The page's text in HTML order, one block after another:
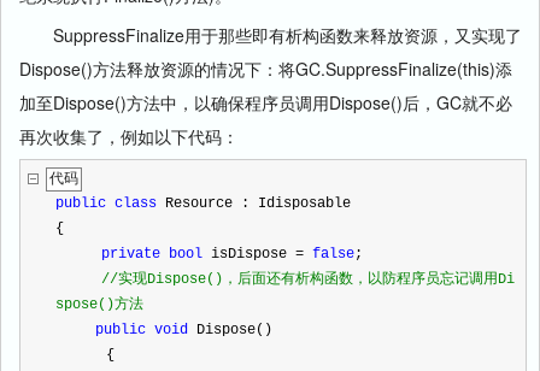
SuppressFinalize用于那些即有析构函数来释放资源，又实现了
Dispose()方法释放资源的情况下：将GC.SuppressFinalize(this)添
加至Dispose()方法中，以确保程序员调用Dispose()后，GC就不必
再次收集了，例如以下代码：
代码
public class Resource : Idisposable
{
private bool isDispose = false;
//实现Dispose()，后面还有析构函数，以防程序员忘记调用Di
spose()方法
public void Dispose()
      {